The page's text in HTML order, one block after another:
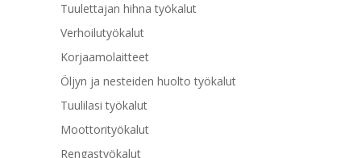
Tuulettajan hihna työkalut
Verhoilutyökalut
Korjaamolaitteet
Öljyn ja nesteiden huolto työkalut
Tuulilasi työkalut
Moottorityökalut
Rengastyökalut